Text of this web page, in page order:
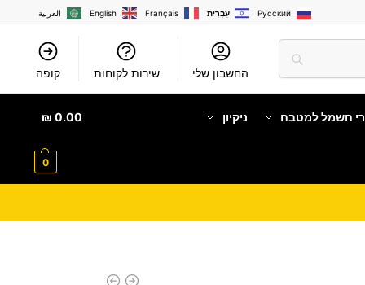
العربية English Français עִבְרִית Русский
החשבון שלי שירות לקוחות קופה
חשמל למטבח ניקיון 0.00
₪
0